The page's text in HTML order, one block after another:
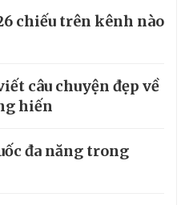
chiếu trên kênh nào
câu chuyện đẹp về
hiến
đa năng trong